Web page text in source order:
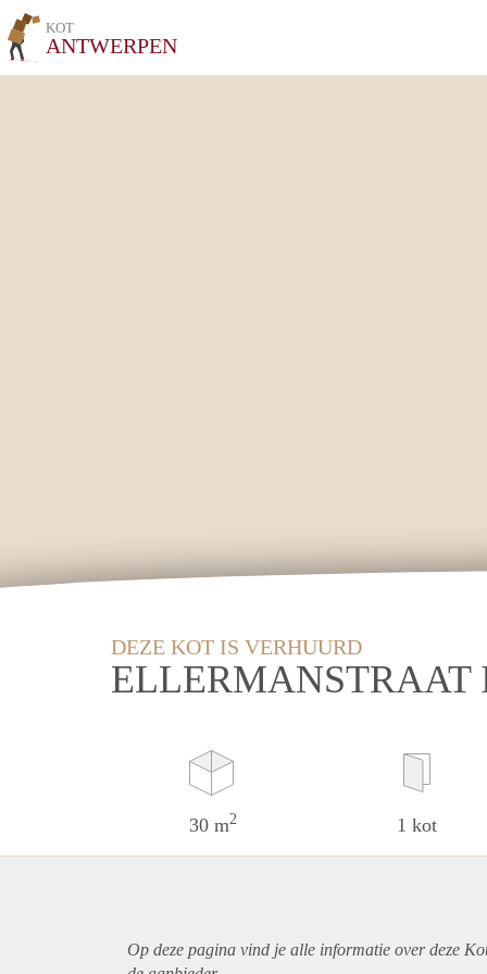
KOT
ANTWERPEN
DEZE KOT IS VERHUURD
ELLERMANSTRAAT
30 m2 1 kot
Op deze pagina vind je alle informatie over deze